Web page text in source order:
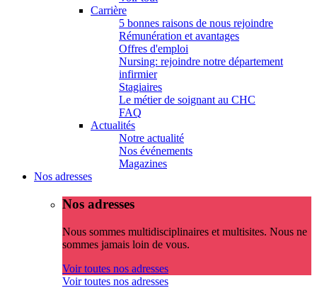
Carrière
5 bonnes raisons de nous rejoindre
Rémunération et avantages
Offres d'emploi
Nursing: rejoindre notre département
infirmier
Stagiaires
Le métier de soignant au CHC
FAQ
Actualités
Notre actualité
Nos événements
Magazines
Nos adresses
Nos adresses
Nous sommes multidisciplinaires et multisites. Nous ne
sommes jamais loin de vous.
Voir toutes nos adresses
Voir toutes nos adresses